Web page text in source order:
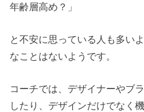
年齢層高め？」
と不安に思っている人も多い
なことはないようです。
コーチでは、デザイナーやブ
したり、デザインだけでなく